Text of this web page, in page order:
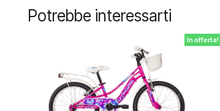
Potrebbe interessarti
In offerta!